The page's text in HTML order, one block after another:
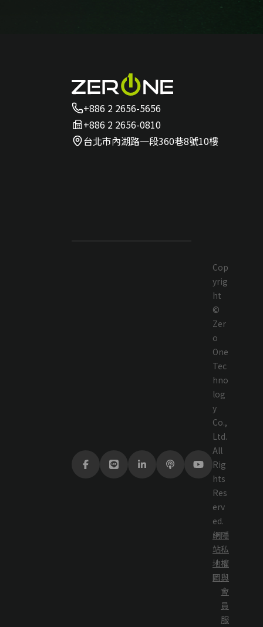
+886 2 2656-5656
+886 2 2656-0810
台北市內湖路一段360巷8號10樓
Cop
yrig
ht
©
Zer
o
One
Tec
hno
log
y
Co.,
Ltd.
All
Rig
hts
Res
erv
ed.
網
站
地
圖
隱
私
權
與
會
員
服